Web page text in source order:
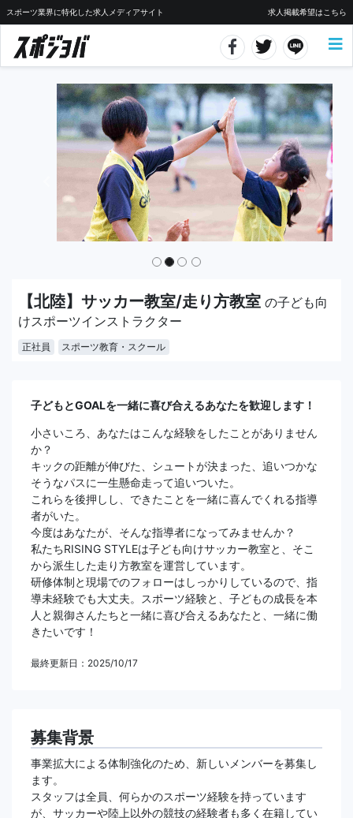
スポーツ業界に特化した求人メディアサイト 求人掲載希望はこちら
【北陸】サッカー教室/走り方教室 の子ども向
けスポーツインストラクター
正社員 スポーツ教育・スクール
子どもとGOALを一緒に喜び合えるあなたを歓迎します！
小さいころ、あなたはこんな経験をしたことがありません
か？
キックの距離が伸びた、シュートが決まった、追いつかな
そうなパスに一生懸命走って追いついた。
これらを後押しし、できたことを一緒に喜んでくれる指導
者がいた。
今度はあなたが、そんな指導者になってみませんか？
私たちRISING STYLEは子ども向けサッカー教室と、そこ
から派生した走り方教室を運営しています。
研修体制と現場でのフォローはしっかりしているので、指
導未経験でも大丈夫。スポーツ経験と、子どもの成長を本
人と親御さんたちと一緒に喜び合えるあなたと、一緒に働
きたいです！
最終更新日：2025/10/17
募集背景
事業拡大による体制強化のため、新しいメンバーを募集し
ます。
スタッフは全員、何らかのスポーツ経験を持っています
が、サッカーや陸上以外の競技の経験者も多く在籍してい